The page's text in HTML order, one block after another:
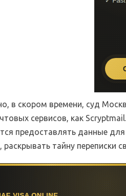
в скором времени, суд
сервисов, как
предоставлять данные
раскрывать тайну переписки